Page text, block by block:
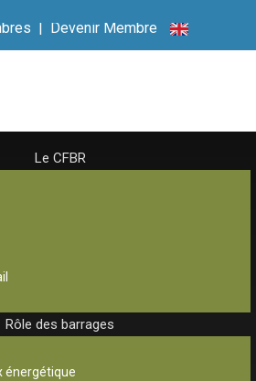
| Devenir Membre
Le CFBR
Rôle des barrages
énergétique